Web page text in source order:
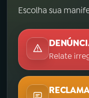
Escolha sua
Relate